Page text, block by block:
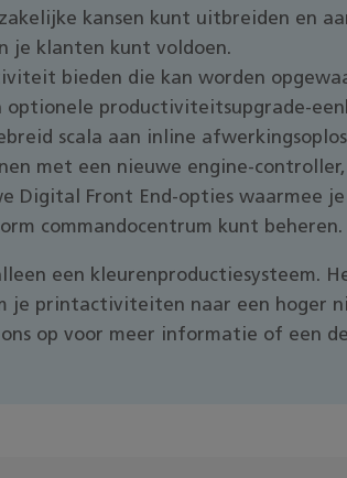
kansen kunt uitbreiden en
je klanten kunt voldoen.
bieden die kan worden
optionele productiviteitsupgrade-
scala aan inline
met een nieuwe engine-
Digital Front End-opties waarmee je
commandocentrum kunt beheren.
een kleurenproductiesysteem.
je printactiviteiten naar een hoger
op voor meer informatie of een